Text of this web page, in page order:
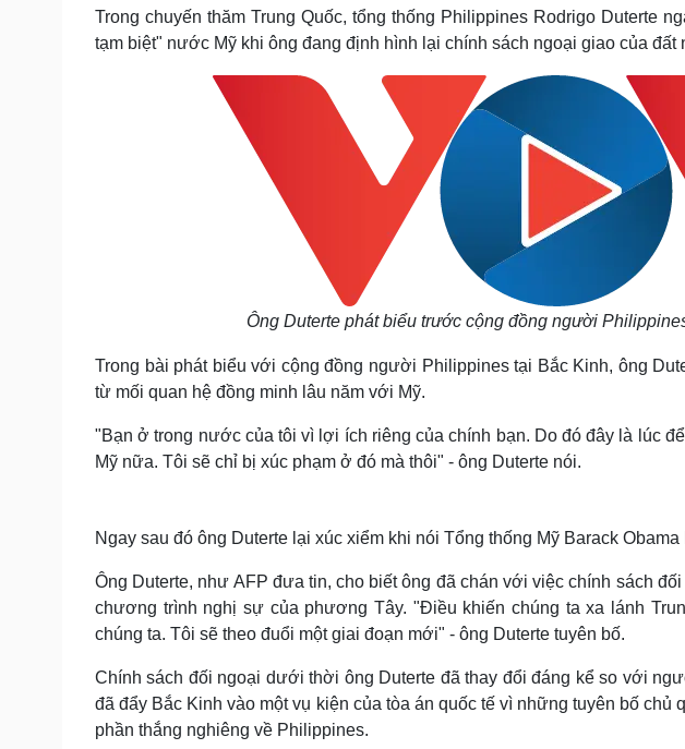
Tư vấn luật
Phân tích
Thế giới thể thao
eSports
Hậu trường
Dinh dưỡng - món ngon
Đời sống
Nhà đẹp
Tình yêu - Gia đình
Sân khấu - Điện ảnh
Văn học
Âm nhạc
Trong chuyến thăm Trung Quốc, tổng thống Philippines Rodrigo Duterte
tạm biệt" nước Mỹ khi ông đang định hình lại chính sách ngoại giao của đất
Ông Duterte phát biểu trước cộng đồng người
Trong bài phát biểu với cộng đồng người Philippines tại Bắc Kinh, ông
từ mối quan hệ đồng minh lâu năm với Mỹ.
"Bạn ở trong nước của tôi vì lợi ích riêng của chính bạn. Do đó đây là lúc
Mỹ nữa. Tôi sẽ chỉ bị xúc phạm ở đó mà thôi" - ông Duterte nói.
Ngay sau đó ông Duterte lại xúc xiểm khi nói Tổng thống Mỹ Barack
Ông Duterte, như AFP đưa tin, cho biết ông đã chán với việc chính sách
chương trình nghị sự của phương Tây. "Điều khiến chúng ta xa lánh
chúng ta. Tôi sẽ theo đuổi một giai đoạn mới" - ông Duterte tuyên bố.
Chính sách đối ngoại dưới thời ông Duterte đã thay đổi đáng kể so với
đã đẩy Bắc Kinh vào một vụ kiện của tòa án quốc tế vì những tuyên bố
phần thắng nghiêng về Philippines.